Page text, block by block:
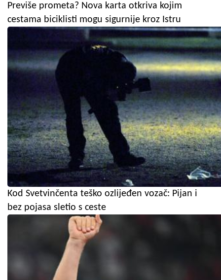
Previše prometa? Nova karta otkriva kojim
cestama biciklisti mogu sigurnije kroz Istru
Kod Svetvinčenta teško ozlijeđen vozač: Pijan i
bez pojasa sletio s ceste